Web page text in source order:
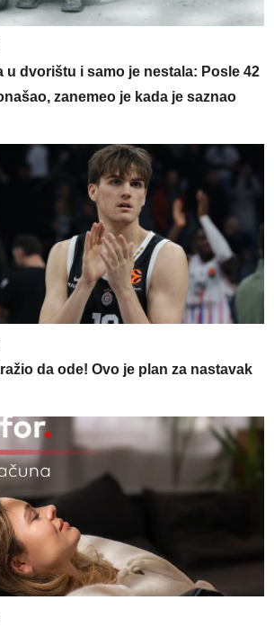
u dvorištu i samo je nestala: Posle 42
zanemeo je kada je saznao
da ode! Ovo je plan za nastavak